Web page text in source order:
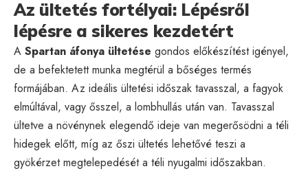
Az ültetés fortélyai: Lépésről
lépésre a sikeres kezdetért
A Spartan áfonya ültetése gondos előkészítést igényel,
de a befektetett munka megtérül a bőséges termés
formájában. Az ideális ültetési időszak tavasszal, a fagyok
elmúltával, vagy ősszel, a lombhullás után van. Tavasszal
ültetve a növénynek elegendő ideje van megerősödni a téli
hidegek előtt, míg az őszi ültetés lehetővé teszi a
gyökérzet megtelepedését a téli nyugalmi időszakban.